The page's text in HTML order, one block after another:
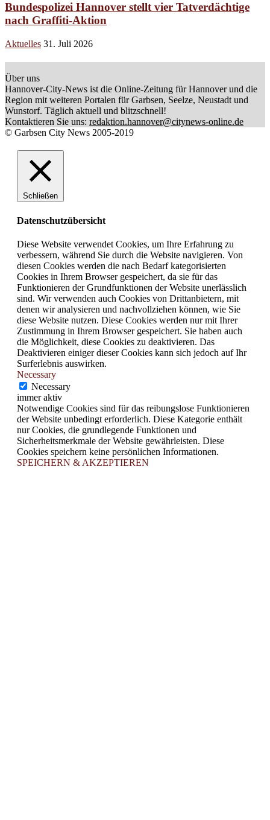
Bundespolizei Hannover stellt vier Tatverdächtige
nach Graffiti-Aktion
Aktuelles 31. Juli 2026
Über uns
Hannover-City-News ist die Online-Zeitung für Hannover und die
Region mit weiteren Portalen für Garbsen, Seelze, Neustadt und
Wunstorf. Täglich aktuell und blitzschnell!
Kontaktieren Sie uns: redaktion.hannover@citynews-online.de
© Garbsen City News 2005-2019
Schließen
Datenschutzübersicht
Diese Website verwendet Cookies, um Ihre Erfahrung zu
verbessern, während Sie durch die Website navigieren. Von
diesen Cookies werden die nach Bedarf kategorisierten
Cookies in Ihrem Browser gespeichert, da sie für das
Funktionieren der Grundfunktionen der Website unerlässlich
sind. Wir verwenden auch Cookies von Drittanbietern, mit
denen wir analysieren und nachvollziehen können, wie Sie
diese Website nutzen. Diese Cookies werden nur mit Ihrer
Zustimmung in Ihrem Browser gespeichert. Sie haben auch
die Möglichkeit, diese Cookies zu deaktivieren. Das
Deaktivieren einiger dieser Cookies kann sich jedoch auf Ihr
Surferlebnis auswirken.
Necessary
Necessary
immer aktiv
Notwendige Cookies sind für das reibungslose Funktionieren
der Website unbedingt erforderlich. Diese Kategorie enthält
nur Cookies, die grundlegende Funktionen und
Sicherheitsmerkmale der Website gewährleisten. Diese
Cookies speichern keine persönlichen Informationen.
SPEICHERN & AKZEPTIEREN